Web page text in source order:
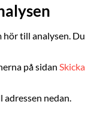
hör till analysen. Du
på sidan Skicka
nedan.